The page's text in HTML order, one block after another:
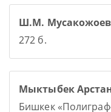
Ш.М. Мусакожоев
272 б.
Мыктыбек
Бишкек